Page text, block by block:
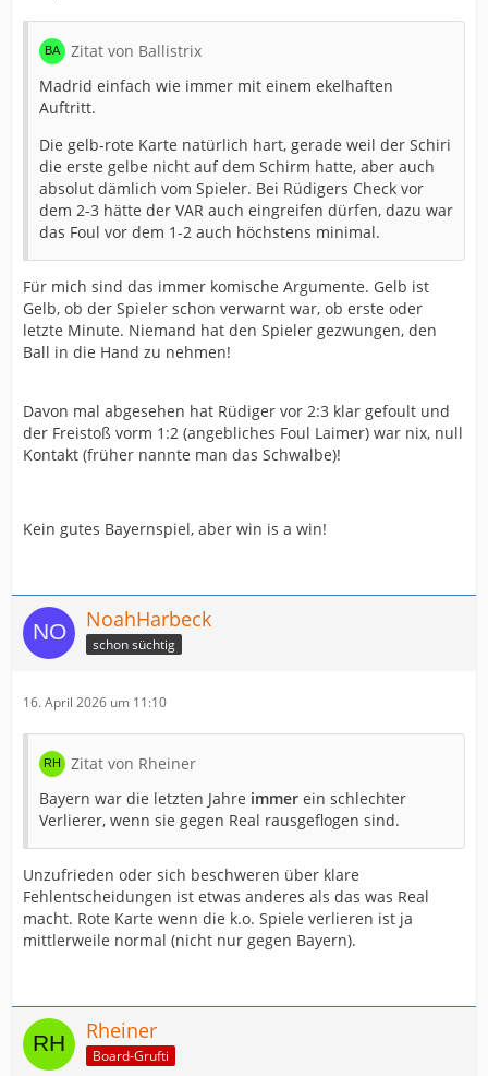
Zitat von Ballistrix
Madrid einfach wie immer mit einem ekelhaften
Auftritt.
Die gelb-rote Karte natürlich hart, gerade weil der Schiri
die erste gelbe nicht auf dem Schirm hatte, aber auch
absolut dämlich vom Spieler. Bei Rüdigers Check vor
dem 2-3 hätte der VAR auch eingreifen dürfen, dazu war
das Foul vor dem 1-2 auch höchstens minimal.
Für mich sind das immer komische Argumente. Gelb ist
Gelb, ob der Spieler schon verwarnt war, ob erste oder
letzte Minute. Niemand hat den Spieler gezwungen, den
Ball in die Hand zu nehmen!
Davon mal abgesehen hat Rüdiger vor 2:3 klar gefoult und
der Freistoß vorm 1:2 (angebliches Foul Laimer) war nix, null
Kontakt (früher nannte man das Schwalbe)!
Kein gutes Bayernspiel, aber win is a win!
NoahHarbeck
schon süchtig
16. April 2026 um 11:10
Zitat von Rheiner
Bayern war die letzten Jahre immer ein schlechter
Verlierer, wenn sie gegen Real rausgeflogen sind.
Unzufrieden oder sich beschweren über klare
Fehlentscheidungen ist etwas anderes als das was Real
macht. Rote Karte wenn die k.o. Spiele verlieren ist ja
mittlerweile normal (nicht nur gegen Bayern).
Rheiner
Board-Grufti